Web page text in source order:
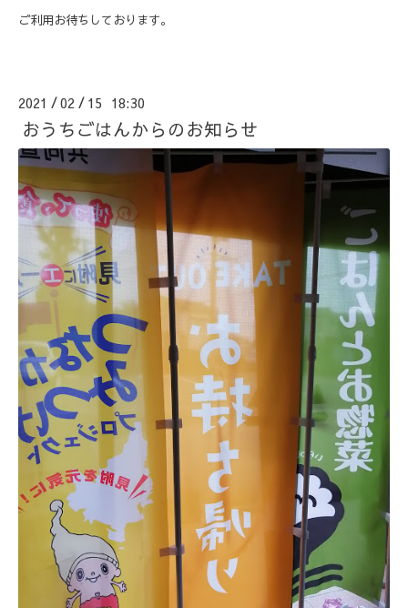
ご利用お待ちしております。
2021 /02 / 15 18:30
おうちごはんからのお知らせ